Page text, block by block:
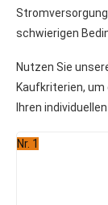
schwierigen
Nutzen Sie
Kaufkriterien,
Ihren
Nr. 1